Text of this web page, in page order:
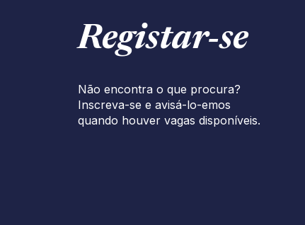
Registar‑se
Não encontra o que procura?
Inscreva-se e avisá-lo-emos
quando houver vagas disponíveis.